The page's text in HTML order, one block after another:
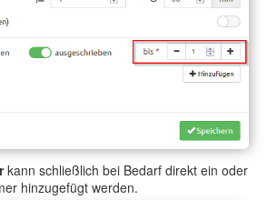
kann schließlich bei Bedarf direkt ein oder
hinzugefügt werden.